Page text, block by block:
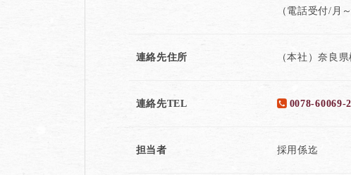
（電話受付/月
連絡先住所 （本社）奈良
連絡先TEL 0078-60069-
担当者 採用係迄